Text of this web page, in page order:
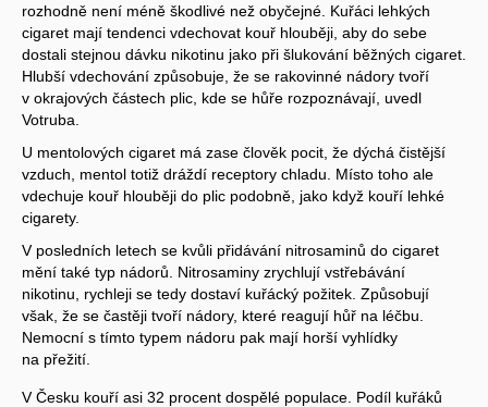
rozhodně není méně škodlivé než obyčejné. Kuřáci lehkých
cigaret mají tendenci vdechovat kouř hlouběji, aby do sebe
dostali stejnou dávku nikotinu jako při šlukování běžných cigaret.
Hlubší vdechování způsobuje, že se rakovinné nádory tvoří
v okrajových částech plic, kde se hůře rozpoznávají, uvedl
Votruba.
U mentolových cigaret má zase člověk pocit, že dýchá čistější
vzduch, mentol totiž dráždí receptory chladu. Místo toho ale
vdechuje kouř hlouběji do plic podobně, jako když kouří lehké
cigarety.
V posledních letech se kvůli přidávání nitrosaminů do cigaret
mění také typ nádorů. Nitrosaminy zrychlují vstřebávání
nikotinu, rychleji se tedy dostaví kuřácký požitek. Způsobují
však, že se častěji tvoří nádory, které reagují hůř na léčbu.
Nemocní s tímto typem nádoru pak mají horší vyhlídky
na přežití.
V Česku kouří asi 32 procent dospělé populace. Podíl kuřáků